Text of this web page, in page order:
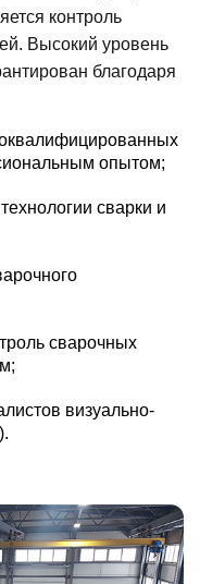
контроль
Высокий уровень
благодаря
опытом;
сварки и
сварочных
визуально-